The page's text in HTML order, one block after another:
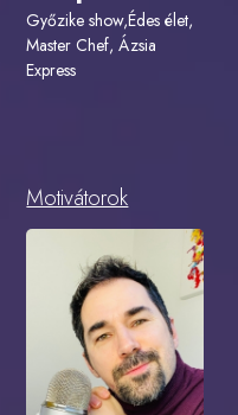
Győzike show,Édes élet,
Master Chef, Ázsia
Express
Motivátorok